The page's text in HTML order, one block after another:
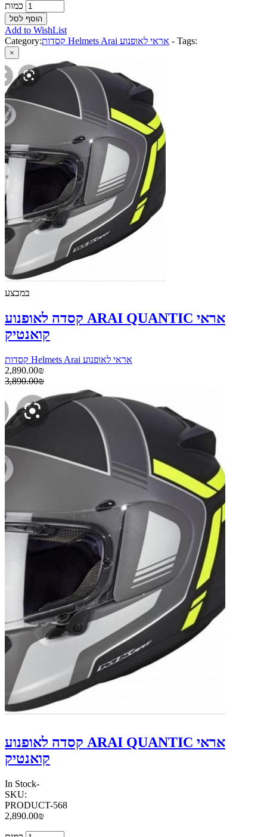
Add to WishList
Category:
קסדות Helmets Arai אראי לאופנוע - Tags:
×
במבצע
קסדה לאופנוע ARAI QUANTIC אראי
קואנטיק
קסדות Helmets Arai אראי לאופנוע
2,890.00₪
3,890.00₪
קסדה לאופנוע ARAI QUANTIC אראי
קואנטיק
In Stock-
SKU:
PRODUCT-568
2,890.00₪